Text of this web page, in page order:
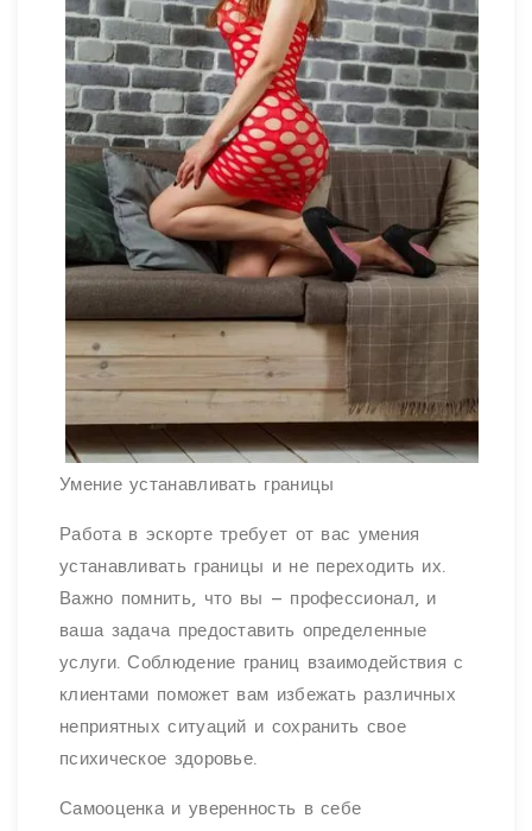
Умение устанавливать границы
Работа в эскорте требует от вас умения
устанавливать границы и не переходить их.
Важно помнить, что вы – профессионал, и
ваша задача предоставить определенные
услуги. Соблюдение границ взаимодействия с
клиентами поможет вам избежать различных
неприятных ситуаций и сохранить свое
психическое здоровье.
Самооценка и уверенность в себе